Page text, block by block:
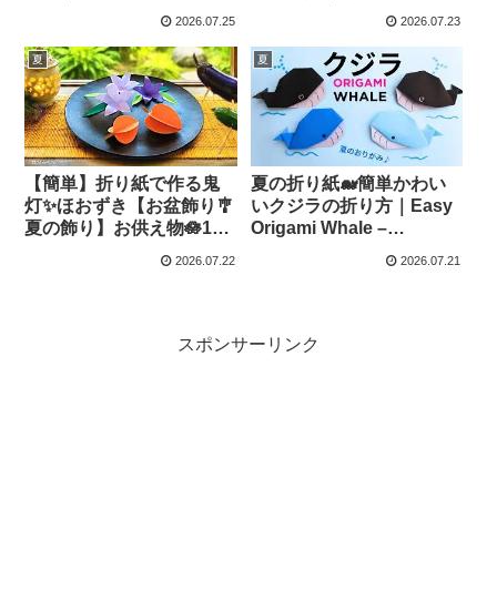
paper Yukata | Origami
타 日本 祭り 夏 –
Origami hana’s channel
2026.07.25
to make paper fan |
접기 부채｜Easy Craft –
Origami hana’s channel
2026.07.23
夏
【簡単】折り紙で作る鬼
灯✨ほおずき【お盆飾り🎐
夏の飾り】お供え物🪷100
リア – はなみこと
2026.07.22
夏
夏の折り紙🐋簡単かわい
いクジラの折り方｜Easy
Origami Whale –
2026.07.21
スポンサーリンク